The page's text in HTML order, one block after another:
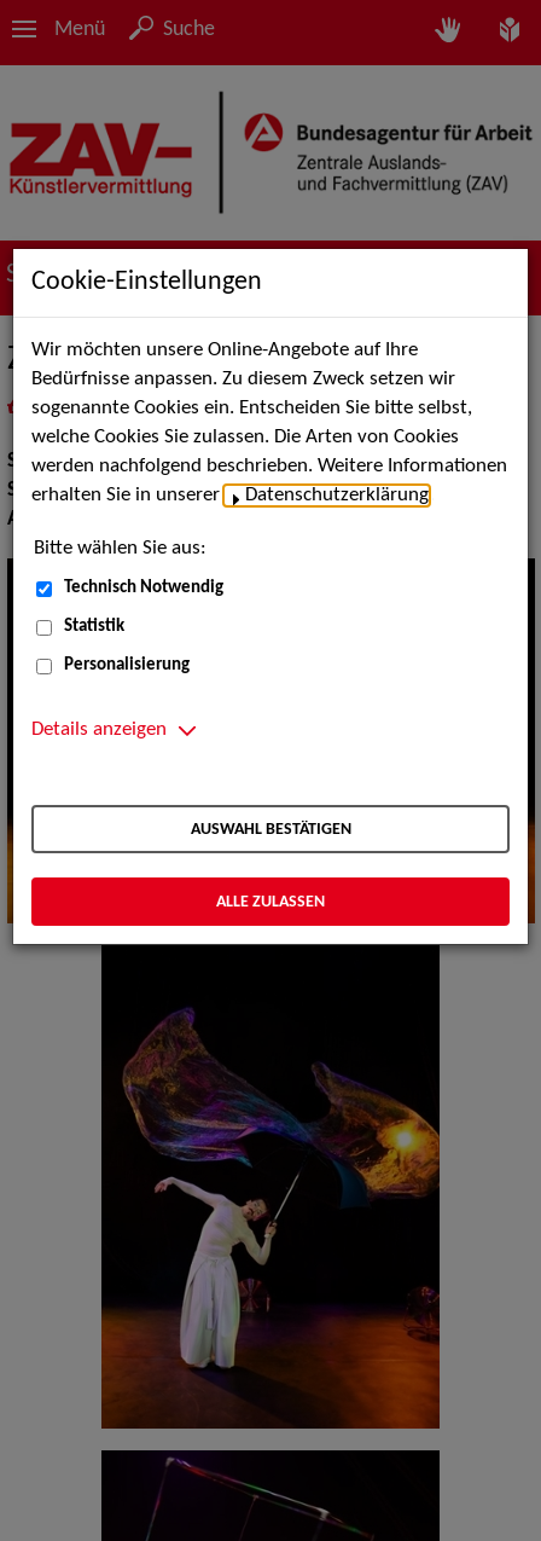
Menü Suche
Suche nach Künstler*innen
Zhenja Genial
als PDF speichern
inMeine Merklistelegen
Show:Artistik, Show Acts
Show Acts: Feuer und Lichtshows, Tanz
Artistik:
Cookie-Einstellungen
Wir möchten unsere Online-Angebote auf Ihre
Bedürfnisse anpassen. Zu diesem Zweck setzen wir
sogenannte Cookies ein. Entscheiden Sie bitte selbst,
welche Cookies Sie zulassen. Die Arten von Cookies
werden nachfolgend beschrieben. Weitere Informationen
erhalten Sie in unserer
Datenschutzerklärung
Bitte wählen Sie aus:
Technisch Notwendig
Statistik
Personalisierung
Details anzeigen
AUSWAHL BESTÄTIGEN
ALLE ZULASSEN